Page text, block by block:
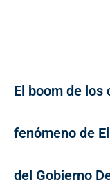
El boom de los
fenómeno de
del Gobierno